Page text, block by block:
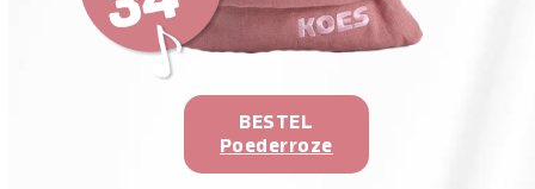
BESTEL
Poederroze